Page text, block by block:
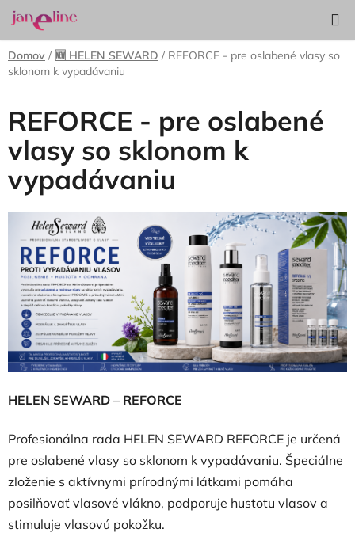
Prejsť
na
obsah
KOŠÍK
Domov / 🆕 HELEN SEWARD / REFORCE - pre oslabené vlasy so
sklonom k vypadávaniu
REFORCE - pre oslabené
vlasy so sklonom k
vypadávaniu
HELEN SEWARD – REFORCE
Profesionálna rada HELEN SEWARD REFORCE je určená
pre oslabené vlasy so sklonom k vypadávaniu. Špeciálne
zloženie s aktívnymi prírodnými látkami pomáha
posilňovať vlasové vlákno, podporuje hustotu vlasov a
stimuluje vlasovú pokožku.